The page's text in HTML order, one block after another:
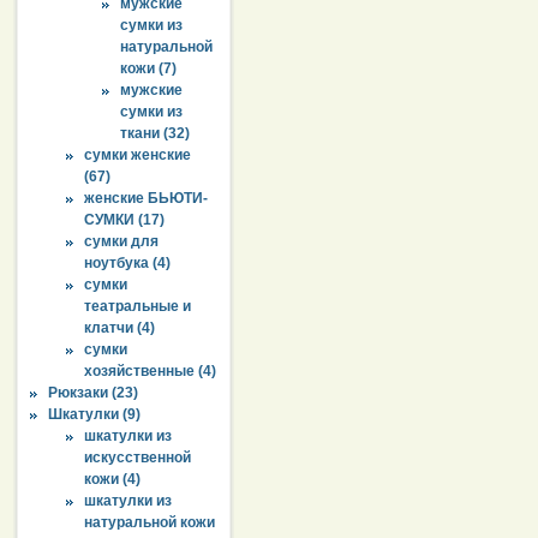
мужские
сумки из
натуральной
кожи (7)
мужские
сумки из
ткани (32)
сумки женские
(67)
женские БЬЮТИ-
СУМКИ (17)
сумки для
ноутбука (4)
сумки
театральные и
клатчи (4)
сумки
хозяйственные (4)
Рюкзаки (23)
Шкатулки (9)
шкатулки из
искусственной
кожи (4)
шкатулки из
натуральной кожи